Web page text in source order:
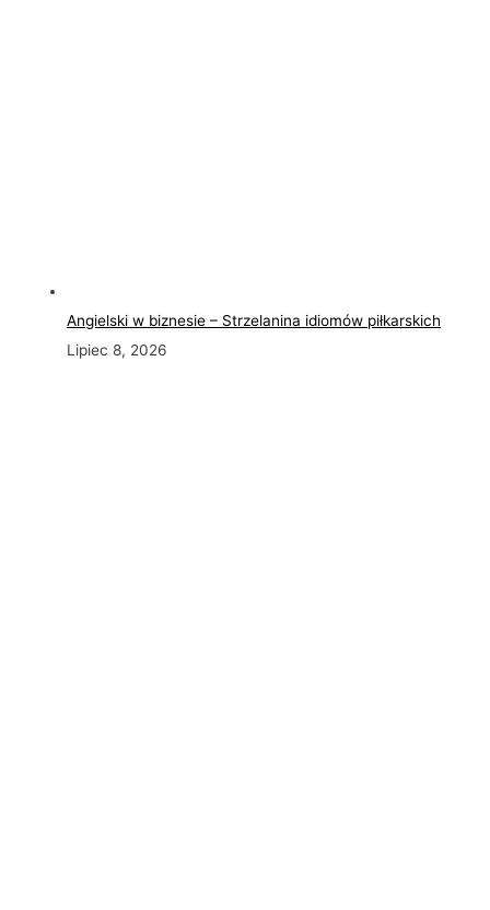
Angielski w biznesie – Strzelanina idiomów piłkarskich
Lipiec 8, 2026